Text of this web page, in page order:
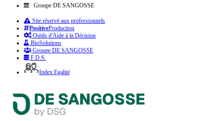
Groupe DE SANGOSSE
Site réservé aux professionnels
PositiveProduction
Outils d'Aide à la Décision
BioSolutions
Groupe DE SANGOSSE
F.D.S.
Index Egalité